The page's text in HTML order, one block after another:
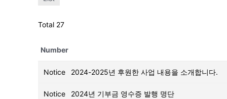
Total 27
Number
Notice 2024-2025년 후원한 사업 내용을 소개합니다.
Notice 2024년 기부금 영수증 발행 명단